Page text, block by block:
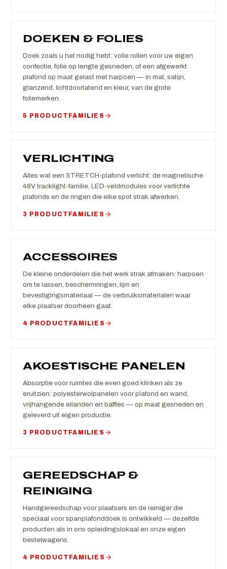
DOEKEN & FOLIES
Doek zoals u het nodig hebt: volle rollen voor uw eigen
confectie, folie op lengte gesneden, of een afgewerkt
plafond op maat gelast met harpoen — in mat, satijn,
glanzend, lichtdoorlatend en kleur, van de grote
foliemerken.
5 PRODUCTFAMILIES
VERLICHTING
Alles wat een STRETCH-plafond verlicht: de magnetische
48V tracklight-familie, LED-veldmodules voor verlichte
plafonds en de ringen die elke spot strak afwerken.
3 PRODUCTFAMILIES
ACCESSOIRES
De kleine onderdelen die het werk strak afmaken: harpoen
om te lassen, beschermringen, lijm en
bevestigingsmateriaal — de verbruiksmaterialen waar
elke plaatser doorheen gaat.
4 PRODUCTFAMILIES
AKOESTISCHE PANELEN
Absorptie voor ruimtes die even goed klinken als ze
eruitzien: polyesterwolpanelen voor plafond en wand,
vrijhangende eilanden en baffles — op maat gesneden en
geleverd uit eigen productie.
3 PRODUCTFAMILIES
GEREEDSCHAP &
REINIGING
Handgereedschap voor plaatsers en de reiniger die
speciaal voor spanplafonddoek is ontwikkeld — dezelfde
producten als in ons opleidingslokaal en onze eigen
bestelwagens.
4 PRODUCTFAMILIES